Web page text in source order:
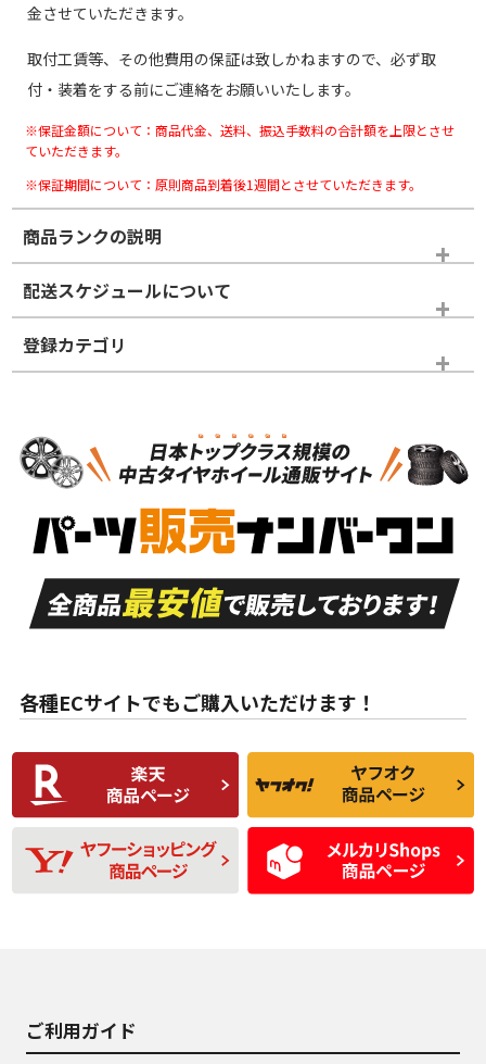
金させていただきます。
取付工賃等、その他費用の保証は致しかねますので、必ず取
付・装着をする前にご連絡をお願いいたします。
※保証金額について：商品代金、送料、振込手数料の合計額を上限とさせ
ていただきます。
※保証期間について：原則商品到着後1週間とさせていただきます。
商品ランクの説明
※商品ランクは出品者の主観により判断しておりますので、あら
かじめご了承ください。
ホイールランク
S
品）
S
新車外し品（新古
付き
A
走行距離も少なく、
目立つ傷もほとんど
ない中古品
A
走行距離も少なく、
非常に状態の良い中
古品
な中古品
んどない中古品
C
比較的きれいな中古
品
C
られるが、使用に問
題のない中古品
D
使用感や目立つ傷が
あり、一般的な中古
品
D
残り溝も少なく、偏
磨耗がみられ、短期
間使用できるくらい
の中古品
配送スケジュールについて
登録カテゴリ
スタッドレスタイヤホイールセット
各種ECサイトでもご購入いただけます！
ご利用ガイド